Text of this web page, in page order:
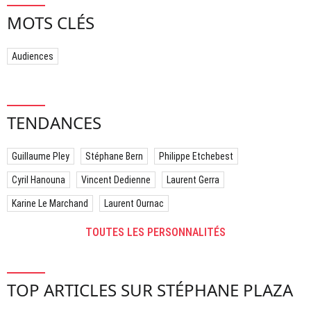
MOTS CLÉS
Audiences
TENDANCES
Guillaume Pley Stéphane Bern Philippe Etchebest
Cyril Hanouna Vincent Dedienne Laurent Gerra
Karine Le Marchand Laurent Ournac
TOUTES LES PERSONNALITÉS
TOP ARTICLES SUR STÉPHANE PLAZA